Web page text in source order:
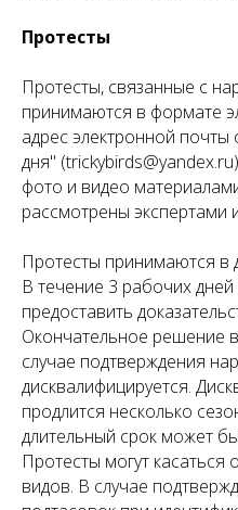
Протесты
Протесты, связанные с
принимаются в формате
адрес электронной
дня"
фото и видео
рассмотрены
Протесты принимаются в
В течение 3 рабочих
предоставить
Окончательное решение
случае подтверждения
дисквалифицируется.
продлится несколько
длительный срок может
Протесты могут касаться
видов. В случае